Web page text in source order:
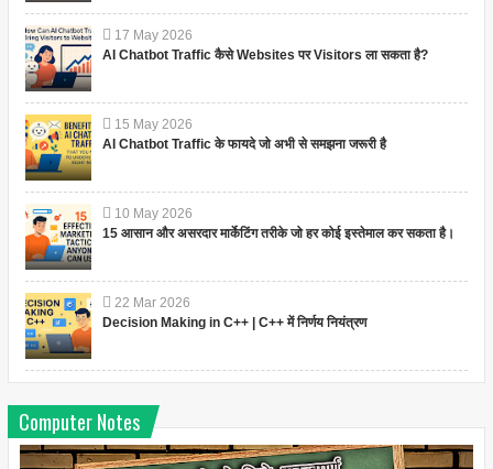
17 May 2026
AI Chatbot Traffic कैसे Websites पर Visitors ला सकता है?
15 May 2026
AI Chatbot Traffic के फायदे जो अभी से समझना जरूरी है
10 May 2026
15 आसान और असरदार मार्केटिंग तरीके जो हर कोई इस्तेमाल कर सकता है।
22 Mar 2026
Decision Making in C++ | C++ में निर्णय नियंत्रण
Computer Notes